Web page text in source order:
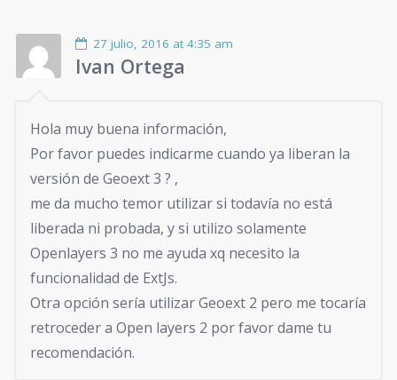
27 julio, 2016 at 4:35 am
Ivan Ortega
Hola muy buena información,
Por favor puedes indicarme cuando ya liberan la
versión de Geoext 3 ? ,
me da mucho temor utilizar si todavía no está
liberada ni probada, y si utilizo solamente
Openlayers 3 no me ayuda xq necesito la
funcionalidad de ExtJs.
Otra opción sería utilizar Geoext 2 pero me tocaría
retroceder a Open layers 2 por favor dame tu
recomendación.